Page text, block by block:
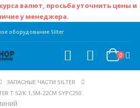
валют, просьба уточнить цены и
у менеджера.
оборудование Silter
0
ЗАПАСНЫЕ ЧАСТИ SILTER
Т 52/К 1,5М-22СМ SYPC250